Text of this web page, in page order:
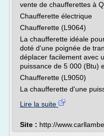
vente de chaufferettes à
Chaufferette électrique
Chaufferette (L9064)
La chaufferette idéale
doté d'une poignée de
déplacer facilement avec
puissance de 5 000 (Btu)
Chaufferette (L9050)
La chaufferette d'une
Lire la suite
Site : http://